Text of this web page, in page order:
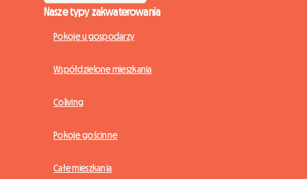
Nasze typy zakwaterowania
Pokoje u gospodarzy
Współdzielone mieszkania
Coliving
Pokoje gościnne
Całe mieszkania